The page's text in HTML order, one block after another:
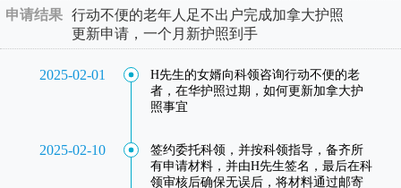
申请结果 行动不便的老年人足不出户完成加拿大护照
更新申请，一个月新护照到手
2025-02-01
H先生的女婿向科领咨询行动不便的老
者，在华护照过期，如何更新加拿大护
照事宜
2025-02-10
签约委托科领，并按科领指导，备齐所
有申请材料，并由H先生签名，最后在科
领审核后确保无误后，将材料通过邮寄